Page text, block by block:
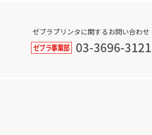
ゼブラプリンタに関するお問い合わせ